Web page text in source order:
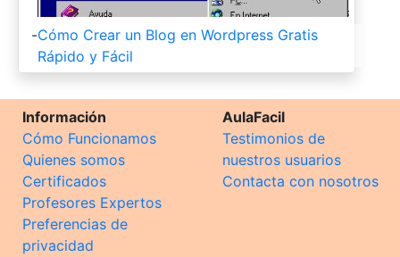
-Cómo Crear un Blog en Wordpress Gratis
Rápido y Fácil
Información
Cómo Funcionamos
Quienes somos
Certificados
Profesores Expertos
Preferencias de
privacidad
AulaFacil
Testimonios de
nuestros usuarios
Contacta con nosotros